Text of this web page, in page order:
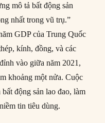
mô tả bất động sản
nhất trong vũ trụ.”
GDP của Trung Quốc
kính, đồng, và các
vào giữa năm 2021,
khoảng một nửa. Cuộc
động sản lao đao, làm
tin tiêu dùng.